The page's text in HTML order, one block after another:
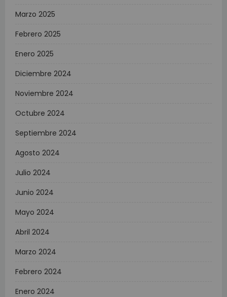
Marzo 2025
Febrero 2025
Enero 2025
Diciembre 2024
Noviembre 2024
Octubre 2024
Septiembre 2024
Agosto 2024
Julio 2024
Junio 2024
Mayo 2024
Abril 2024
Marzo 2024
Febrero 2024
Enero 2024